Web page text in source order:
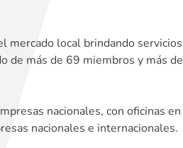
mercado local brindando servicios
de más de 69 miembros y más de
nacionales, con oficinas en
nacionales e internacionales.